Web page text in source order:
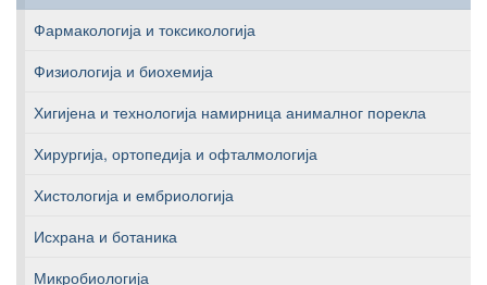
Фармакологија и токсикологија
Физиологија и биохемија
Хигијена и технологија намирница анималног порекла
Хирургија, ортопедија и офталмологија
Хистологија и ембриологија
Исхрана и ботаника
Микробиологија